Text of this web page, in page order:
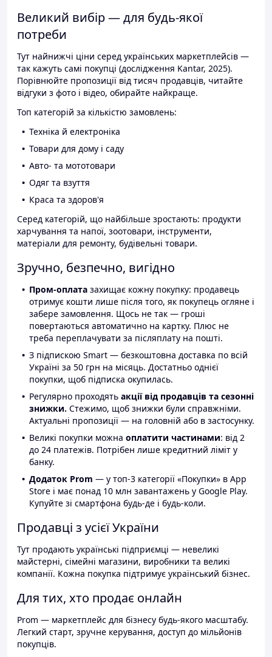
Великий вибір — для будь-якої
потреби
Тут найнижчі ціни серед українських маркетплейсів —
так кажуть самі покупці (дослідження Kantar, 2025).
Порівнюйте пропозиції від тисяч продавців, читайте
відгуки з фото і відео, обирайте найкраще.
Топ категорій за кількістю замовлень:
Техніка й електроніка
Товари для дому і саду
Авто- та мототовари
Одяг та взуття
Краса та здоров'я
Серед категорій, що найбільше зростають: продукти
харчування та напої, зоотовари, інструменти,
матеріали для ремонту, будівельні товари.
Зручно, безпечно, вигідно
Пром-оплата захищає кожну покупку: продавець
отримує кошти лише після того, як покупець огляне і
забере замовлення. Щось не так — гроші
повертаються автоматично на картку. Плюс не
треба переплачувати за післяплату на пошті.
З підпискою Smart — безкоштовна доставка по всій
Україні за 50 грн на місяць. Достатньо однієї
покупки, щоб підписка окупилась.
Регулярно проходять акції від продавців та сезонні
знижки. Стежимо, щоб знижки були справжніми.
Актуальні пропозиції — на головній або в застосунку.
Великі покупки можна оплатити частинами: від 2
до 24 платежів. Потрібен лише кредитний ліміт у
банку.
Додаток Prom — у топ-3 категорії «Покупки» в App
Store і має понад 10 млн завантажень у Google Play.
Купуйте зі смартфона будь-де і будь-коли.
Продавці з усієї України
Тут продають українські підприємці — невеликі
майстерні, сімейні магазини, виробники та великі
компанії. Кожна покупка підтримує український бізнес.
Для тих, хто продає онлайн
Prom — маркетплейс для бізнесу будь-якого масштабу.
Легкий старт, зручне керування, доступ до мільйонів
покупців.